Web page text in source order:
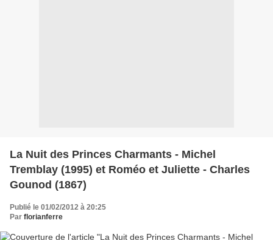
La Nuit des Princes Charmants - Michel
Tremblay (1995) et Roméo et Juliette - Charles
Gounod (1867)
Publié le 01/02/2012 à 20:25
Par florianferre